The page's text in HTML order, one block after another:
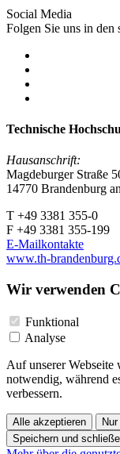
Social Media
Folgen Sie uns in den
Technische
Hausanschrift:
Magdeburger Straße
14770 Brandenburg
T +49 3381 355-0
F +49 3381 355-199
E-Mailkontakte
www.th-
Wir verwenden
Funktional
Analyse
Auf unserer Webseite
notwendig, während
verbessern.
Alle akzeptieren
Speichern und